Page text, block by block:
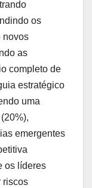
os
novos
as
completo de
estratégico
uma
emergentes
os líderes
riscos